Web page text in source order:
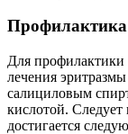
Профилактика
Для профилактики
лечения
салициловым
кислотой. Следует
достигается